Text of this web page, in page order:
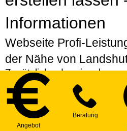
Informationen
Webseite Profi-
der Nähe von
Zusätzlich oder einzeln
Strategiepaket
| Erarbeitung
Strategie für Ihre Webseite
Express-Service|